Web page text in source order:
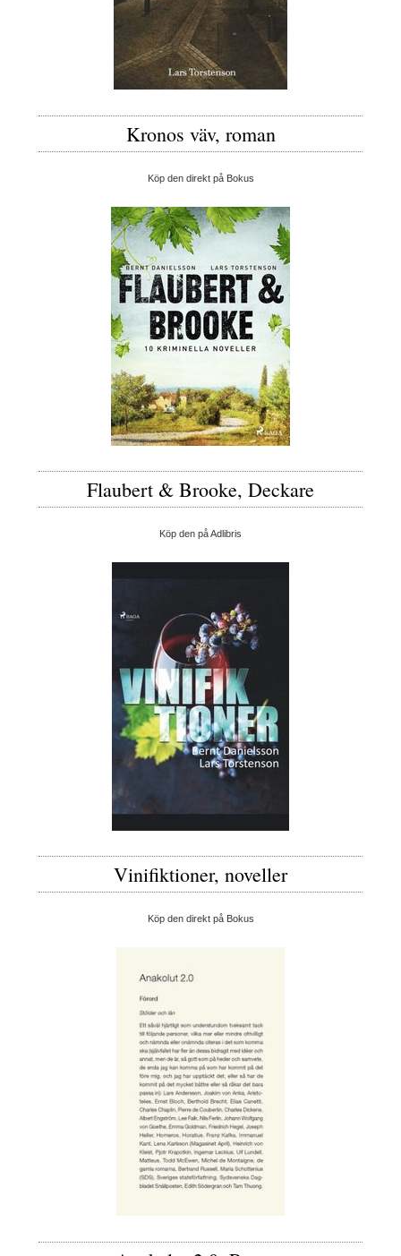
Kronos väv, roman
Köp den direkt på Bokus
Flaubert & Brooke, Deckare
Köp den på Adlibris
Vinifiktioner, noveller
Köp den direkt på Bokus